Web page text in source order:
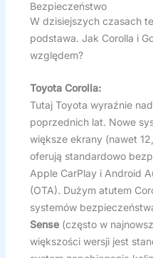
Bezpieczeństwo
W dzisiejszych czasach
podstawa. Jak Corolla i
względem?
Toyota Corolla:
Tutaj Toyota wyraźnie
poprzednich lat. Nowe
większe ekrany (nawet
oferują standardowo
Apple CarPlay i Android
(OTA). Dużym atutem
systemów
Sense(często w
większości wersji jest